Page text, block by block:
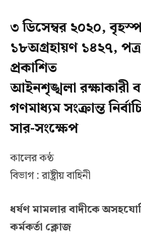
৩ ডিসেম্বর ২০২০,
১৮অগ্রহায়ণ ১৪২৭,
প্রকাশিত
আইনশৃঙ্খলা রক্ষাকারী
গণমাধ্যম সংক্রান্ত
সার-সংক্ষেপ
কালের কন্ঠ
বিভাগ : রাষ্ট্রীয় বাহিনী
ধর্ষণ মামলার বাদীকে
কর্মকর্তা ক্লোজ